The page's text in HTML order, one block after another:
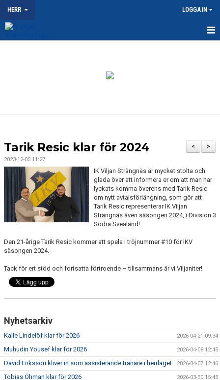
HERR LOGGA IN
DOKUMENT
KONTAKT
>
<
Tarik Resic klar för 2024
2023-12-05 11:27
IK Viljan Strängnäs är mycket stolta och
glada över att informera er om att man har
lyckats komma överens med Tarik Resic
om nytt avtalsförlängning, som gör att
Tarik Resic representerar IK Viljan
Strängnäs även säsongen 2024, i Division 3
Södra Svealand!
Den 21-årige Tarik Resic kommer att spela i tröjnummer #10 för IKV
säsongen 2024.
Tack för ert stöd och fortsatta förtroende – tillsammans är vi Viljaniter!
Nyhetsarkiv
Kalle Lindelöf klar för 2026 2026-04-21 09:34
Muhudin Yousef klar för 2026 2026-04-08 12:45
David Eriksson kliver in som assisterande tränare i herrlaget 2026-04-07 12:46
Tobias Öhman klar för 2026 2026-03-30 15:45